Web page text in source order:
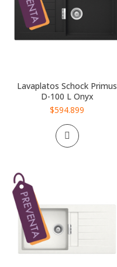
Lavaplatos Schock Primus
D-100 L Onyx
$594.899